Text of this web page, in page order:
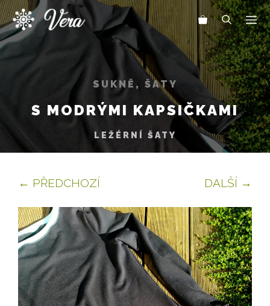
Přeskočit
na
obsah
SUKNĚ, ŠATY
S MODRÝMI KAPSIČKAMI
LEŽÉRNÍ ŠATY
← PŘEDCHOZÍ DALŠÍ →